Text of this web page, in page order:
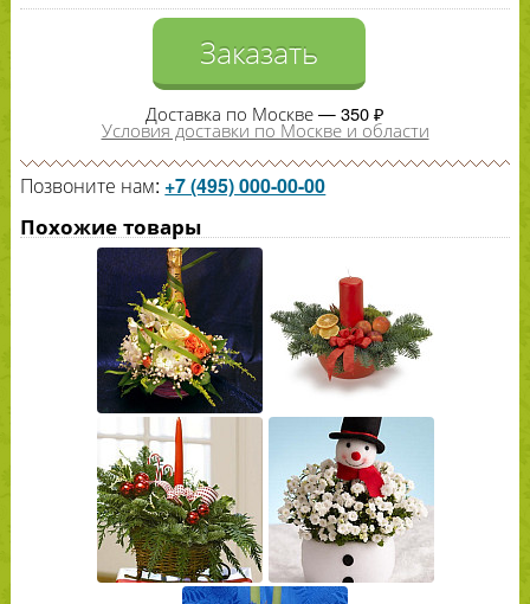
Заказать
Доставка по Москве — 350 ₽
Условия доставки по Москве и области
Позвоните нам: +7 (495) 000-00-00
Похожие товары